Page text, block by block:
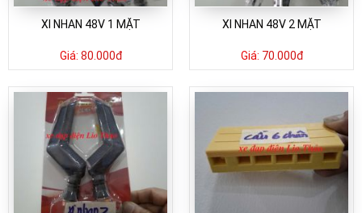
XI NHAN 48V 1 MẶT
Giá: 80.000đ
XI NHAN 48V 2 MẶT
Giá: 70.000đ